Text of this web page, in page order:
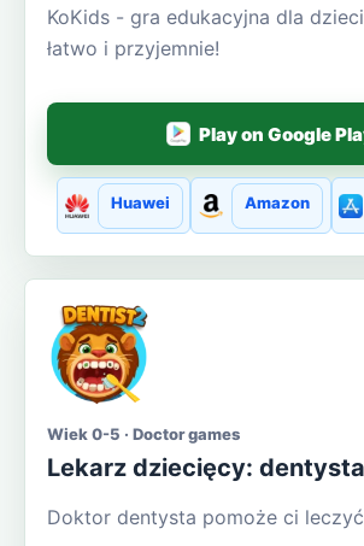
KoKids - gra edukacyjna dla
łatwo i przyjemnie!
Play on Google
Huawei Amazon
Wiek 0-5 · Doctor games
Lekarz dziecięcy: dentysta
Doktor dentysta pomoże ci